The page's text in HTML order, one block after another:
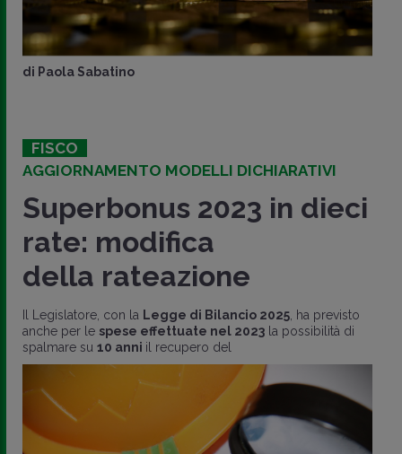
di Paola Sabatino
FISCO
AGGIORNAMENTO MODELLI DICHIARATIVI
Superbonus 2023 in dieci
rate: modifica
della rateazione
Il Legislatore, con la Legge di Bilancio 2025 , ha previsto
anche per le spese effettuate nel 2023 la possibilità di
spalmare su 10 anni il recupero del